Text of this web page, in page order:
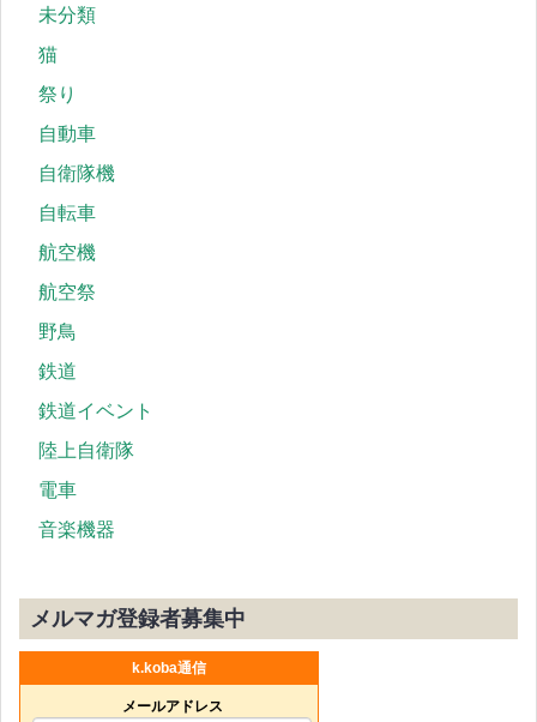
未分類
猫
祭り
自動車
自衛隊機
自転車
航空機
航空祭
野鳥
鉄道
鉄道イベント
陸上自衛隊
電車
音楽機器
メルマガ登録者募集中
k.koba通信
メールアドレス